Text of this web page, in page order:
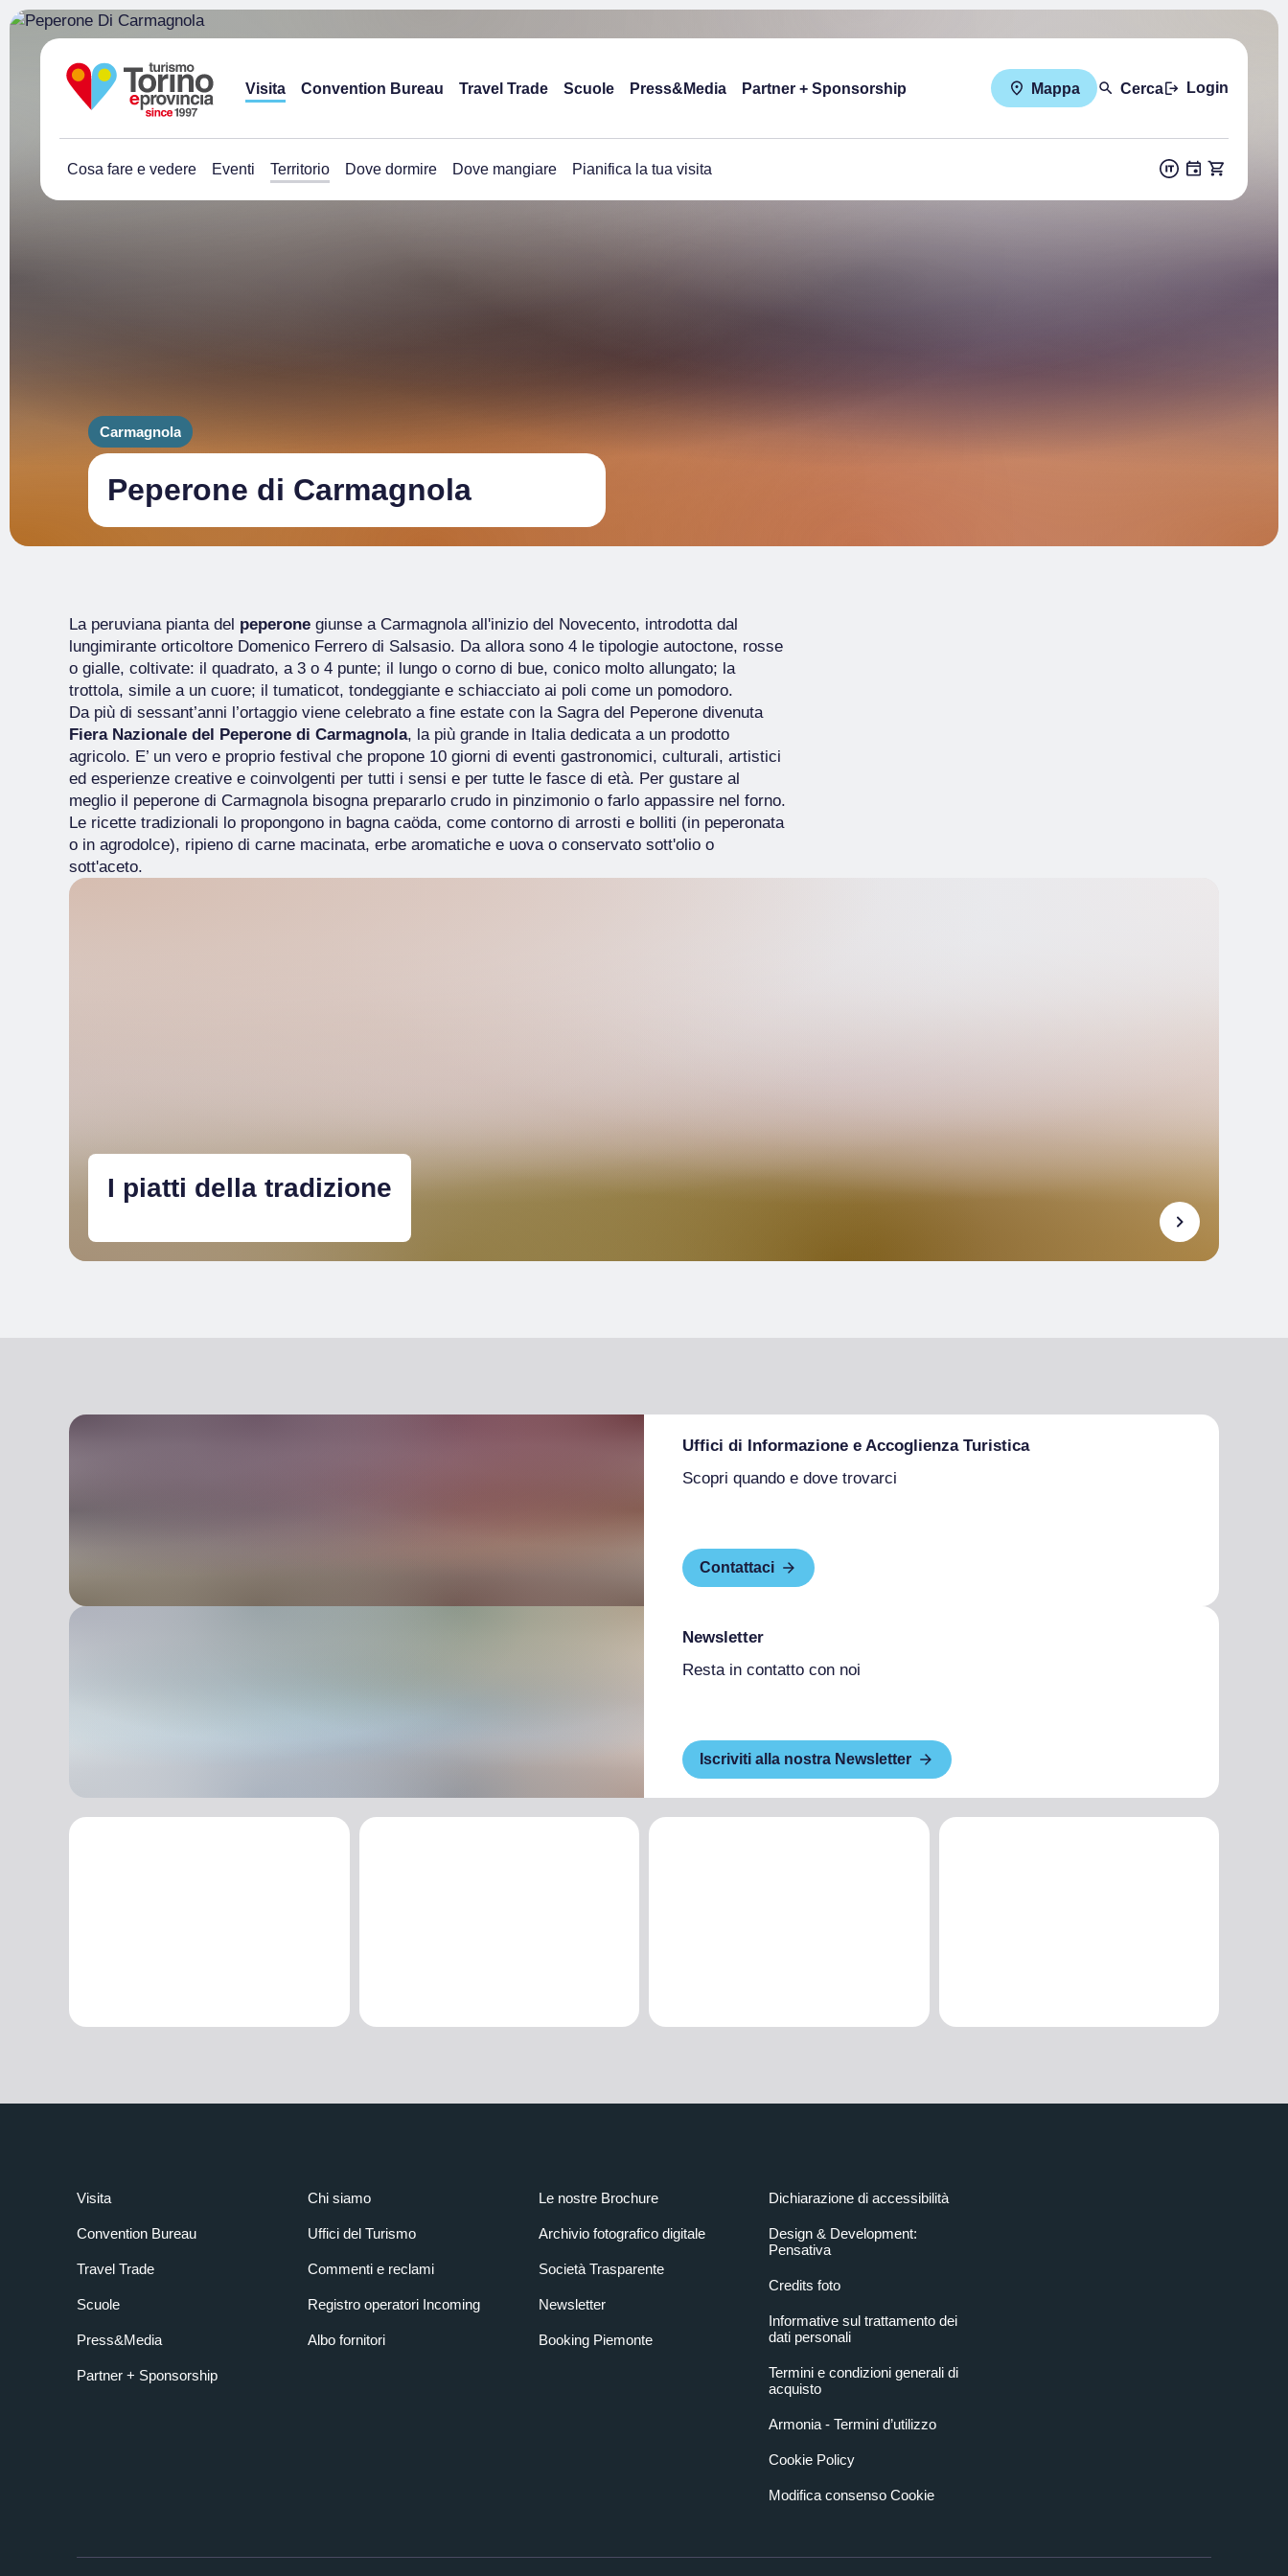
Visita Convention Bureau Travel Trade Scuole Press&Media Partner + Sponsorship Mappa Cerca Login
Cosa fare e vedere Eventi Territorio Dove dormire Dove mangiare Pianifica la tua visita
Carmagnola
Peperone di Carmagnola
La peruviana pianta del peperone giunse a Carmagnola all'inizio del Novecento, introdotta dal
lungimirante orticoltore Domenico Ferrero di Salsasio. Da allora sono 4 le tipologie autoctone, rosse
o gialle, coltivate: il quadrato, a 3 o 4 punte; il lungo o corno di bue, conico molto allungato; la
trottola, simile a un cuore; il tumaticot, tondeggiante e schiacciato ai poli come un pomodoro.
Da più di sessant’anni l’ortaggio viene celebrato a fine estate con la Sagra del Peperone divenuta
Fiera Nazionale del Peperone di Carmagnola, la più grande in Italia dedicata a un prodotto
agricolo. E’ un vero e proprio festival che propone 10 giorni di eventi gastronomici, culturali, artistici
ed esperienze creative e coinvolgenti per tutti i sensi e per tutte le fasce di età. Per gustare al
meglio il peperone di Carmagnola bisogna prepararlo crudo in pinzimonio o farlo appassire nel forno.
Le ricette tradizionali lo propongono in bagna caöda, come contorno di arrosti e bolliti (in peperonata
o in agrodolce), ripieno di carne macinata, erbe aromatiche e uova o conservato sott'olio o
sott'aceto.
I piatti della tradizione
Uffici di Informazione e Accoglienza Turistica
Scopri quando e dove trovarci
Contattaci
Newsletter
Resta in contatto con noi
Iscriviti alla nostra Newsletter
Visita
Convention Bureau
Travel Trade
Scuole
Press&Media
Partner + Sponsorship
Chi siamo
Uffici del Turismo
Commenti e reclami
Registro operatori Incoming
Albo fornitori
Le nostre Brochure
Archivio fotografico digitale
Società Trasparente
Newsletter
Booking Piemonte
Dichiarazione di accessibilità
Design & Development:
Pensativa
Credits foto
Informative sul trattamento dei
dati personali
Termini e condizioni generali di
acquisto
Armonia - Termini d’utilizzo
Cookie Policy
Modifica consenso Cookie